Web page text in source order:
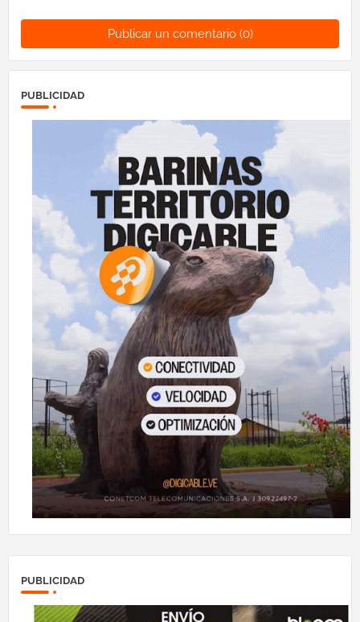
Publicar un comentario (0)
PUBLICIDAD
PUBLICIDAD